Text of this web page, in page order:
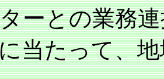
ーとの業務
当たって、